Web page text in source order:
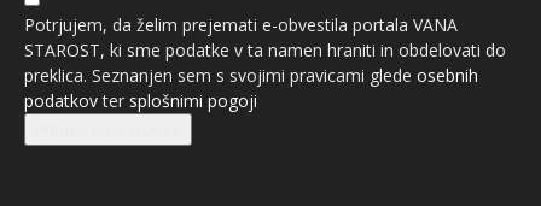
Potrjujem, da želim prejemati e-obvestila portala VANA
STAROST, ki sme podatke v ta namen hraniti in obdelovati do
preklica. Seznanjen sem s svojimi pravicami glede osebnih
podatkovter splošnimi pogoji